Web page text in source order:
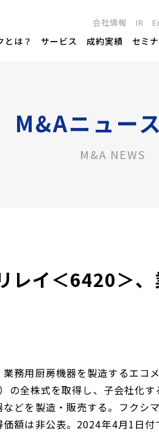
会社情報 IR
とは？ サービス 成約実績 セミ
M&Aニュー
M&A NEWS
レイ＜6420＞
務用厨房機器を製造するエコ
の全株式を取得し、子会社化
どを製造・販売する。フクシ
額は非公表。2024年4月1日